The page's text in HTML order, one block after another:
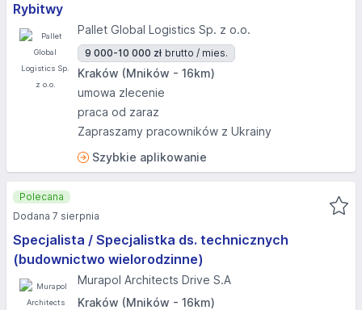
Rybitwy
Pallet Global Logistics Sp. z o.o.
9 000-10 000 zł brutto / mies.
Kraków (Mników - 16km)
umowa zlecenie
praca od zaraz
Zapraszamy pracowników z Ukrainy
Szybkie aplikowanie
Specjalista / Specjalistka ds. technicznych
(budownictwo wielorodzinne)
Murapol Architects Drive S.A
Kraków (Mników - 16km)
Polecana
Dodana 7 sierpnia